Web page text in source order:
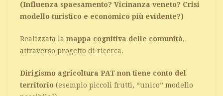
(Influenza spaesamento? Vicinanza veneto? Crisi
modello turistico e economico più evidente?)
Realizzata la mappa cognitiva delle comunità,
attraverso progetto di ricerca.
Dirigismo agricoltura PAT non tiene conto del
territorio (esempio piccoli frutti, “unico” modello